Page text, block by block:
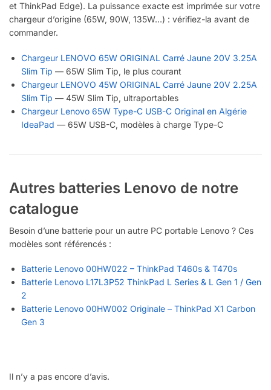
et ThinkPad Edge). La puissance exacte est imprimée sur votre
chargeur d’origine (65W, 90W, 135W…) : vérifiez-la avant de
commander.
Chargeur LENOVO 65W ORIGINAL Carré Jaune 20V 3.25A
Slim Tip — 65W Slim Tip, le plus courant
Chargeur LENOVO 45W ORIGINAL Carré Jaune 20V 2.25A
Slim Tip — 45W Slim Tip, ultraportables
Chargeur Lenovo 65W Type-C USB-C Original en Algérie
IdeaPad — 65W USB-C, modèles à charge Type-C
Autres batteries Lenovo de notre
catalogue
Besoin d’une batterie pour un autre PC portable Lenovo ? Ces
modèles sont référencés :
Batterie Lenovo 00HW022 – ThinkPad T460s & T470s
Batterie Lenovo L17L3P52 ThinkPad L Series & L Gen 1 / Gen
2
Batterie Lenovo 00HW002 Originale – ThinkPad X1 Carbon
Gen 3
Il n’y a pas encore d’avis.